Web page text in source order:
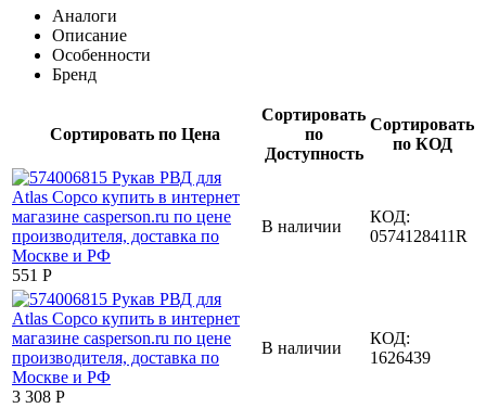
Аналоги
Описание
Особенности
Бренд
Сортировать по Цена
Сортировать
по
Доступность
Сортировать
по КОД
‍551‍ Р
В наличии
КОД:
0574128411R
3 308 Р
В наличии
КОД:
1626439